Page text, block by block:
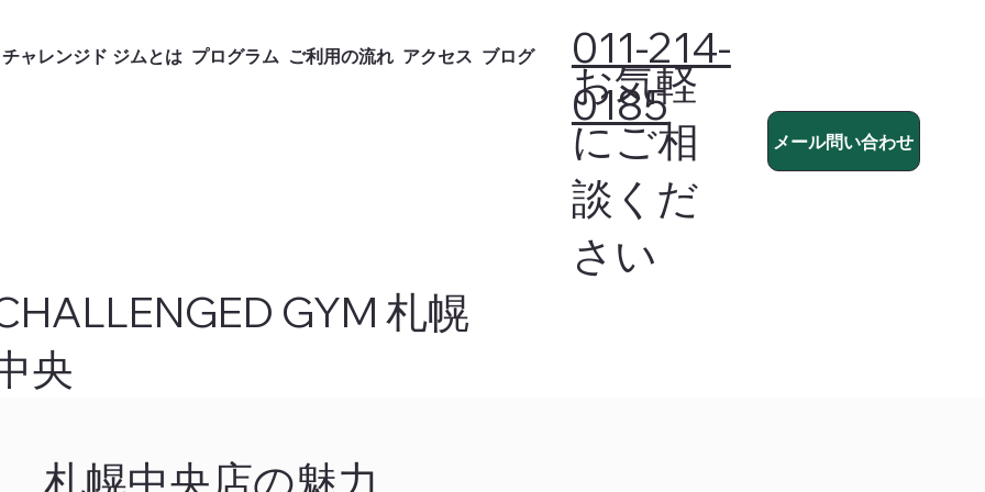
チャレンジド ジムとは プログラム ご利用の流れ アクセス ブログ
011-214-
0185
お気軽
にご相
談くだ
さい
メール問い合わせ
札幌中央店の魅力
GYM 札幌
央